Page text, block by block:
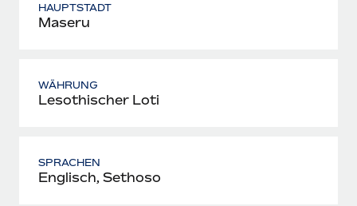
HAUPTSTADT
Maseru
WÄHRUNG
Lesothischer Loti
SPRACHEN
Englisch, Sethoso